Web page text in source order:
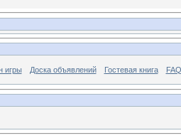
игры Доска объявлений Гостевая книга